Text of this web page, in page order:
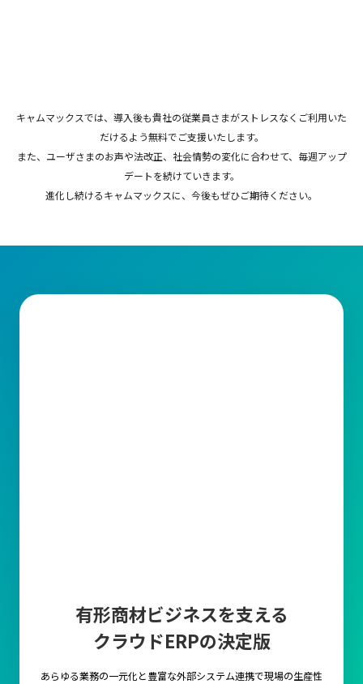
キャムマックスでは、導入後も貴社の従業員さまがストレスなくご利用いた
だけるよう無料でご支援いたします。
また、ユーザさまのお声や法改正、社会情勢の変化に合わせて、毎週アップ
デートを続けていきます。
進化し続けるキャムマックスに、今後もぜひご期待ください。
有形商材ビジネスを支える
クラウドERPの決定版
あらゆる業務の一元化と豊富な外部システム連携で現場の生産性